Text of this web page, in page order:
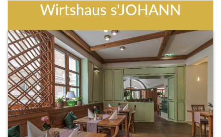
Wirtshaus s'JOHANN